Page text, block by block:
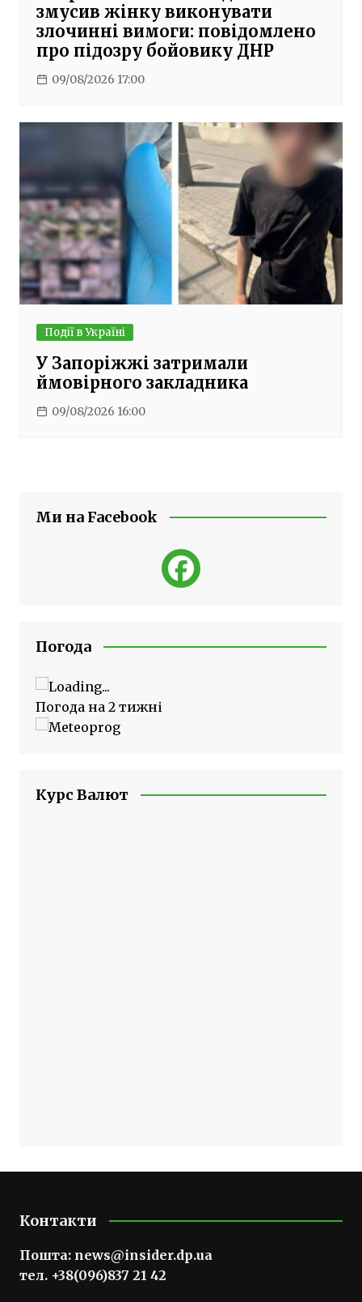
змусив жінку виконувати
злочинні вимоги: повідомлено
про підозру бойовику ДНР
09/08/2026 17:00
Події в Україні
У Запоріжжі затримали
ймовірного закладника
09/08/2026 16:00
Ми на Facebook
Погода
Погода на 2 тижні
Курс Валют
Контакти
Пошта: news@insider.dp.ua
тел. +38(096)837 21 42